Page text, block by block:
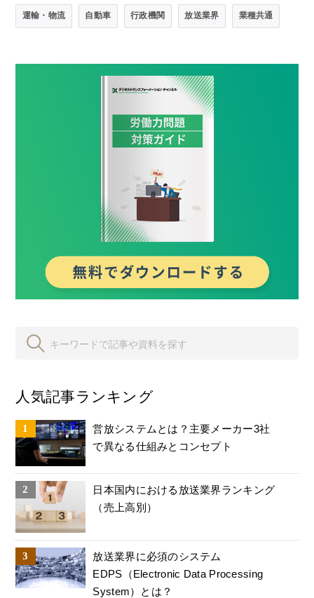
運輸・物流 自動車 行政機関 放送業界 業種共通
人気記事ランキング
営放システムとは？主要メーカー3社
で異なる仕組みとコンセプト
日本国内における放送業界ランキング
（売上高別）
放送業界に必須のシステム
EDPS（Electronic Data Processing
System）とは？